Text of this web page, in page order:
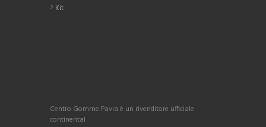
Kit
Centro Gomme Pavia è un rivenditore ufficiale
continental